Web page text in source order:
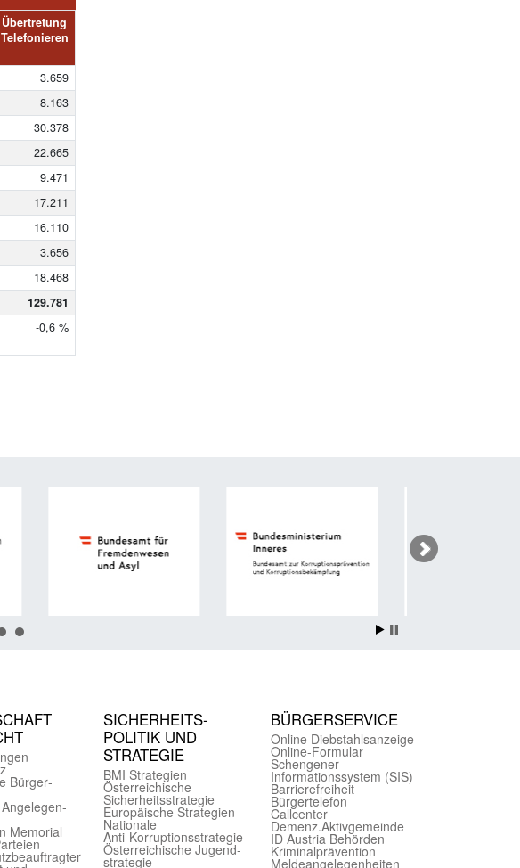
Übertretung
Telefonieren
3.659
8.163
30.378
22.665
9.471
17.211
16.110
3.656
18.468
129.781
-0,6 %
Bürger­
Memorial
SICHER­HEITS­
POLITIK UND
STRATEGIE
BMI Strategien
Öster­reichische
Sicherheits­strategie
Europäische Strategien
Nationale
Anti-Korruptions­strategie
Öster­reichische Jugend­
strategie
BÜRGER­SERVICE
Online Diebstahls­anzeige
Online-Formular
Schengener
Informationssystem (SIS)
Barriere­freiheit
Bürger­telefon
Call­center
Demenz.Aktiv­gemeinde
ID Austria Behörden
Kriminal­prävention
Melde­an­ge­le­gen­heiten